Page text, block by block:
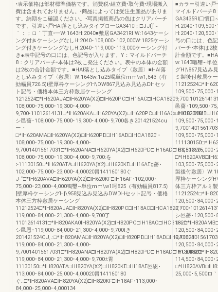
•表示価格は部材標準価格です。消費税•組立費•取付費•現場搬入
費は含まれておりません。•商品によっては受注生産品がありま
す。納期をこ確認ください。•写真掲載商品の色はクリアバーチ
です。引違い戸HAl落とし込みタイプロ一GA3410；□JJI]`~
｀：；ロ｀丁直•一W:1643H:2040■敷居GA3421Rl'W:1643ケーシ
ング付きケーシングなしH:2040･108,000･102,000W:1825ケーシ
ング付きケーシングなしH:2040･119,000･113,000ケーシング付
き●表中記号の口には、色記号が入ります。Y：マイルドバーチ
8：クリアバーチ•本体は2枚こ発注ください。表中の本体の金額
は2枚の合計金額です。■HAl落とし込みタイプ〈敷居〉■HAl落
とし込みタイプ〈敷居〉W:1643w:1a25喝単位mm\w1,643（有
効幅員726.5)i壁厚枠ケーシングH\DW867見込み見込みDHセッ
ト記号・価格本体三方枠敷居ケーシング
1212524□*IH620AJA□IH620YA(X2)□IH620PC□IH16AC□IHCA1820'･
108,000･75,000･19,300･4,000･
9,700•11012614131□*IH620AKA□IH620YA(X2)□IH620PC□IH16AC□IHCB1820
シ邑薔･108,000･75,000･19,300･4,000･9,700各き201421524cu
ー・
□*IH620AMA□IH620YA(X2)□IH620PD□IH16AD□IHCA1820'･
108,000･75,000･19,300･4,000･
9,70014015617031□*IH620ANA□IH620YA(X2)□IH620PD□IH16AD□IHCB1820･
108,000･75,000･19,300･4,000･9,700:を
>11130150□*IH620ATA□IH620YA(X2)□IH620KE□IH16AEg薔･
102,000･75,000･23,000･4,00020胃141160180ぐ
J-“□*IH620AVA□IH620YA(X2)□IH620KF□IH16AF･102,000･
75,000･23,000･4,000鴫璽~単位mm\w1呵825（有効幅員817.5)
[壁厚枠ケーシングH|\958見込み見込みDWDHセット記号・価格
本体三方枠敷居ケーシング
11212524□*IH820AJA□IH820YA(X2)□IH820PC□IH18AC□IHCA1820'･
119,000･84,000･21,300･4,000･9,700了
11012614131□*IH820AKA0IH820YA(X2)□IH820PC□IH18AC□IHCB1820
シ邑恩･119,000･84,000･21,300･4,000･9,700tき
201421524CJ,.:□*IH820AMA□IH820YA(X2)□IH820PD□IH18AD□IHCA1820'･
119,000･84,000･21,300･4,000･
9,70014015617031□*IH820ANA□IH820YA(X2)□IH820PD□IH18AD□IHCB1820･
119,000･84,000･21,300･4,000･9,700:t胃
11130150□*IH820ATA□IH820YA(X2)□IH820KE□IH18AE邑恩･
113,000･84,000･25,000･4,00020胃141160180
ぐ.:□*IH820AVA□IH820YA(X2)□IH820KF□IH18AF･113,000･
84,000･25,000･4,000134
■カラー引違い戸
マイルドバーチ8
GA3435Rl口慣口
H:2040･109,500
H:2040･120,500
号の口には、色
バーチ•本体は2
計金額です。
w:1643嘔璽~単
グH|\867見込み
ミ製後付敷居ケ
109,500･75,000･
邑薔･109,500･
109,500･75,000･
109,500･75,000
103,500･75,000
103,500･75,000
製後付敷居〉
厚枠ケーシング
体三方枠アルミ
120,500･84,000･
シ邑薔･120,500
J-
120,500･84,000･
120,500･84,000
114,500･84,000
25,000･5,500ロ